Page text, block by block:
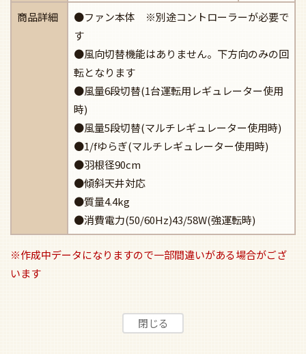
商品詳細
●ファン本体 ※別途コントローラーが必要で
す
●風向切替機能はありません。下方向のみの回
転となります
●風量6段切替(1台運転用レギュレーター使用
時)
●風量5段切替(マルチレギュレーター使用時)
●1/fゆらぎ(マルチレギュレーター使用時)
●羽根径90cm
●傾斜天井対応
●質量4.4kg
●消費電力(50/60Hz)43/58W(強運転時)
※作成中データになりますので一部間違いがある場合がござ
います